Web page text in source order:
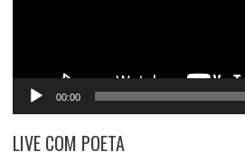
00:00
LIVE COM POETA